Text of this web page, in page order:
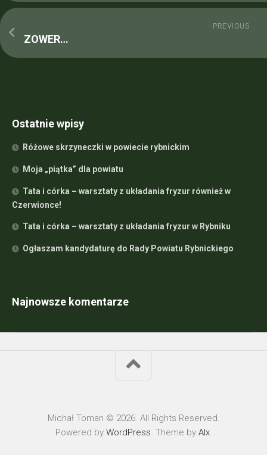
PREVIOUS
ZOWER…
Ostatnie wpisy
Różowe skrzyneczki w powiecie rybnickim
Moja „piątka” dla powiatu
Tata i córka – warsztaty z układania fryzur również w
Czerwionce!
Tata i córka – warsztaty z układania fryzur w Rybniku
Ogłaszam kandydaturę do Rady Powiatu Rybnickiego
Najnowsze komentarze
Michał Toman © 2026. All Rights Reserved.
Powered by WordPress. Theme by Alx.